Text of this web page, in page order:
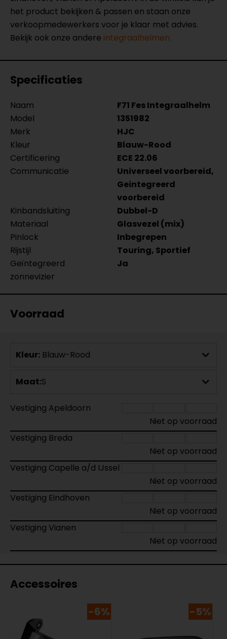
het product bekijken & passen en staan onze
verkoopmedewerkers voor je klaar met advies.
Bekijk ook onze andere integraalhelmen.
Specificaties
Naam
F71 Fes Integraalhelm
Model
1351982
Merk
HJC
Kleur
Blauw-Rood
Certificering
ECE 22.06
Communicatie
Universeel voorbereid,
Geintegreerd
voorbereid
Kinbandsluiting
Dubbel-D
Materiaal
Glasvezel (mix)
Pinlock
Inbegrepen
Rijstijl
Touring, Sportief
Geïntegreerd
zonnevizier
Ja
Voorraad
Kleur: Blauw-Rood
Maat:S
Vestiging Apeldoorn
Niet op voorraad
Vestiging Breda
Niet op voorraad
Vestiging Capelle a/d IJssel
Niet op voorraad
Vestiging Eindhoven
Niet op voorraad
Vestiging Vianen
Niet op voorraad
Accessoires
-6% -5%